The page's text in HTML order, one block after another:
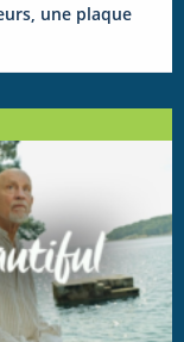
une plaque